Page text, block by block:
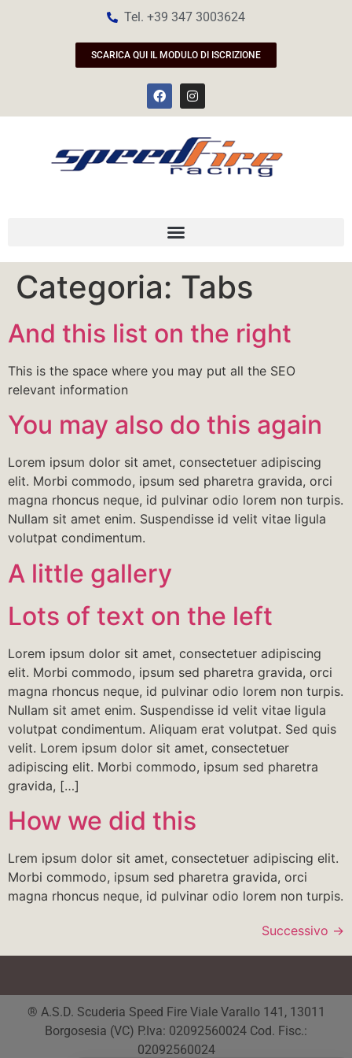
Tel. +39 347 3003624
SCARICA QUI IL MODULO DI ISCRIZIONE
Categoria: Tabs
And this list on the right
This is the space where you may put all the SEO
relevant information
You may also do this again
Lorem ipsum dolor sit amet, consectetuer adipiscing
elit. Morbi commodo, ipsum sed pharetra gravida, orci
magna rhoncus neque, id pulvinar odio lorem non turpis.
Nullam sit amet enim. Suspendisse id velit vitae ligula
volutpat condimentum.
A little gallery
Lots of text on the left
Lorem ipsum dolor sit amet, consectetuer adipiscing
elit. Morbi commodo, ipsum sed pharetra gravida, orci
magna rhoncus neque, id pulvinar odio lorem non turpis.
Nullam sit amet enim. Suspendisse id velit vitae ligula
volutpat condimentum. Aliquam erat volutpat. Sed quis
velit. Lorem ipsum dolor sit amet, consectetuer
adipiscing elit. Morbi commodo, ipsum sed pharetra
gravida, […]
How we did this
Lrem ipsum dolor sit amet, consectetuer adipiscing elit.
Morbi commodo, ipsum sed pharetra gravida, orci
magna rhoncus neque, id pulvinar odio lorem non turpis.
Successivo →
® A.S.D. Scuderia Speed Fire Viale Varallo 141, 13011
Borgosesia (VC) P.Iva: 02092560024 Cod. Fisc.:
02092560024